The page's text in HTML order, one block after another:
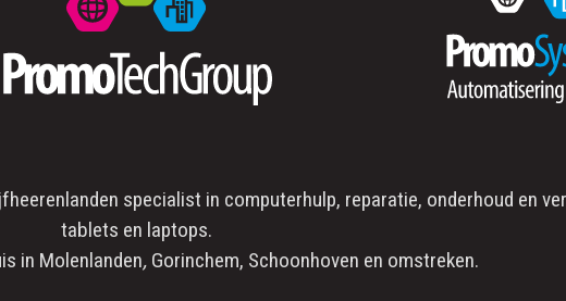
specialist in computerhulp, reparatie, onderhoud en
tablets en laptops.
in Molenlanden, Gorinchem, Schoonhoven en omstreken.